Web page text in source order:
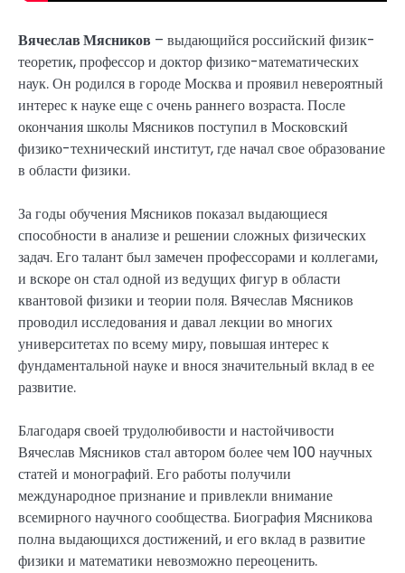
Вячеслав Мясников – выдающийся российский физик-
теоретик, профессор и доктор физико-математических
наук. Он родился в городе Москва и проявил невероятный
интерес к науке еще с очень раннего возраста. После
окончания школы Мясников поступил в Московский
физико-технический институт, где начал свое образование
в области физики.
За годы обучения Мясников показал выдающиеся
способности в анализе и решении сложных физических
задач. Его талант был замечен профессорами и коллегами,
и вскоре он стал одной из ведущих фигур в области
квантовой физики и теории поля. Вячеслав Мясников
проводил исследования и давал лекции во многих
университетах по всему миру, повышая интерес к
фундаментальной науке и внося значительный вклад в ее
развитие.
Благодаря своей трудолюбивости и настойчивости
Вячеслав Мясников стал автором более чем 100 научных
статей и монографий. Его работы получили
международное признание и привлекли внимание
всемирного научного сообщества. Биография Мясникова
полна выдающихся достижений, и его вклад в развитие
физики и математики невозможно переоценить.